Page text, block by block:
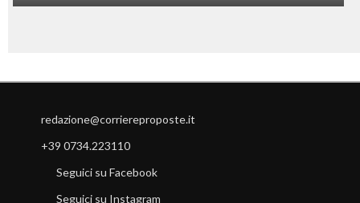
redazione@corriereproposte.it
+39 0734.223110
Seguici su Facebook
Seguici su Instagram